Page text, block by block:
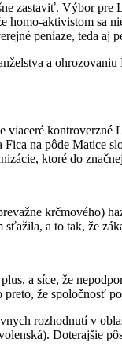
zastaviť. Výbor
homo-aktivistom
peniaze, teda aj
a
na pôde Matice
ktoré do
krčmového)
a to tak, že
a síce, že
že spoločnosť
rozhodnutí v
Doterajšie